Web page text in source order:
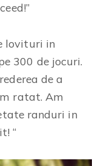
lovituri in
300 de jocuri.
de a
ratat. Am
randuri in
“